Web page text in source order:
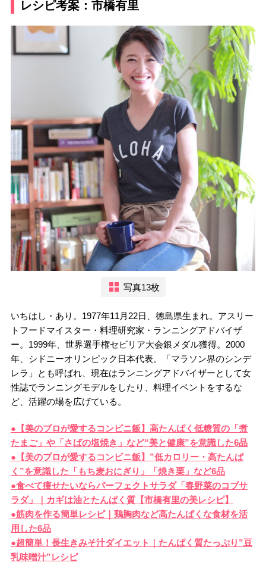
レシピ考案：市橋有里
写真13枚
いちはし・あり。1977年11月22日、徳島県生まれ。アスリー
トフードマイスター・料理研究家・ランニングアドバイザ
ー。1999年、世界選手権セビリア大会銀メダル獲得。2000
年、シドニーオリンピック日本代表。「マラソン界のシンデ
レラ」とも呼ばれ、現在はランニングアドバイザーとして女
性誌でランニングモデルをしたり、料理イベントをするな
ど、活躍の場を広げている。
●【美のプロが愛するコンビニ飯】高たんぱく低糖質の「煮
たまご」や「さばの塩焼き」など“美と健康”を意識した6品
●【美のプロが愛するコンビニ飯】”低カロリー・高たんぱ
く”を意識した「もち麦おにぎり」「焼き栗」など6品
●食べて痩せたいならパーフェクトサラダ「春野菜のコブサ
ラダ」｜カギは油とたんぱく質【市橋有里の美レシピ】
●筋肉を作る簡単レシピ｜鶏胸肉など高たんぱくな食材を活
用した6品
●超簡単！長生きみそ汁ダイエット｜たんぱく質たっぷり”豆
乳味噌汁”レシピ